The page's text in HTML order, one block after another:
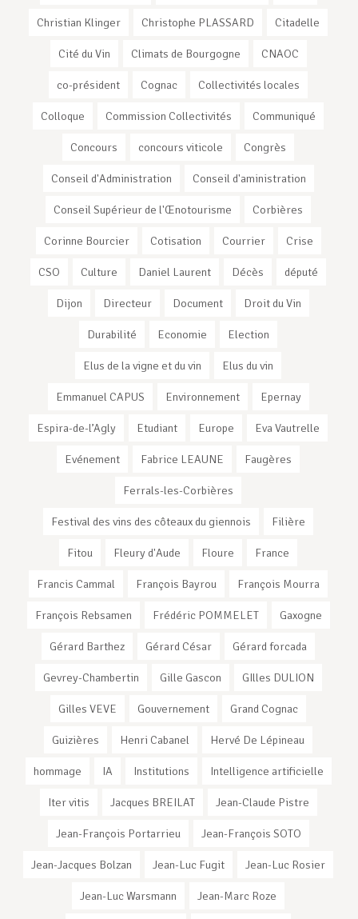
Christian Klinger Christophe PLASSARD Citadelle
Cité du Vin Climats de Bourgogne CNAOC
co-président Cognac Collectivités locales
Colloque Commission Collectivités Communiqué
Concours concours viticole Congrès
Conseil d'Administration Conseil d'aministration
Conseil Supérieur de l'Œnotourisme Corbières
Corinne Bourcier Cotisation Courrier Crise
CSO Culture Daniel Laurent Décès député
Dijon Directeur Document Droit du Vin
Durabilité Economie Election
Elus de la vigne et du vin Elus du vin
Emmanuel CAPUS Environnement Epernay
Espira-de-l’Agly Etudiant Europe Eva Vautrelle
Evénement Fabrice LEAUNE Faugères
Ferrals-les-Corbières
Festival des vins des côteaux du giennois Filière
Fitou Fleury d'Aude Floure France
Francis Cammal François Bayrou François Mourra
François Rebsamen Frédéric POMMELET Gaxogne
Gérard Barthez Gérard César Gérard forcada
Gevrey-Chambertin Gille Gascon GIlles DULION
Gilles VEVE Gouvernement Grand Cognac
Guizières Henri Cabanel Hervé De Lépineau
hommage IA Institutions Intelligence artificielle
Iter vitis Jacques BREILAT Jean-Claude Pistre
Jean-François Portarrieu Jean-François SOTO
Jean-Jacques Bolzan Jean-Luc Fugit Jean-Luc Rosier
Jean-Luc Warsmann Jean-Marc Roze